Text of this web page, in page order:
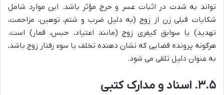
تواند به شدت در اثبات عسر و حرج مؤثر باشد. این موارد شامل
شکایات قبلی زن از زوج (به دلیل ضرب و شتم، توهین، مزاحمت،
تهدید) یا سوابق کیفری زوج (مانند اعتیاد، حبس، قمار) است.
هرگونه پرونده قضایی که نشان دهنده تخلف یا سوء رفتار زوج باشد،
به عنوان دلیل تلقی می شود.
۳.۵. اسناد و مدارک کتبی